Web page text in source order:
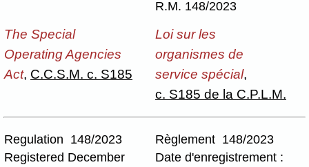
R.M. 148/2023
The Special
Operating Agencies
Act, C.C.S.M. c. S185
Loi sur les
organismes de
service spécial,
c. S185 de la C.P.L.M.
Regulation 148/2023
Registered December
Règlement 148/2023
Date d'enregistrement :